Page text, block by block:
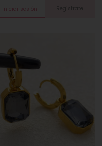
Iniciar sesión